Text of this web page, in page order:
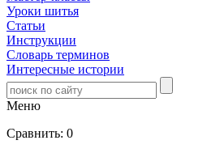
Уроки шитья
Статьи
Инструкции
Словарь терминов
Интересные истории
Меню
Сравнить: 0